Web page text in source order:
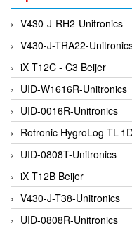
Danfoss
Datalogic Vietnam
Datexel
Debron VietNam
DEIF
Delmhorst VietNam
DELTA
Delta Ohm
Delta sensor
Delta-mobrey
DEMA Engineering/
V430-J-RH2-Unitronics
V430-J-TRA22-
iX T12C - C3 Beijer
UID-W1616R-Unitronics
UID-0016R-Unitronics
Rotronic HygroLog TL-
UID-0808T-Unitronics
iX T12B Beijer
V430-J-T38-Unitronics
UID-0808R-Unitronics